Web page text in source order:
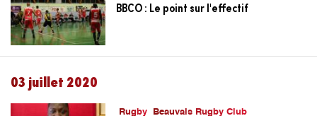
BBCO : Le point sur l'effectif
03 juillet 2020
Rugby Beauvais Rugby Club